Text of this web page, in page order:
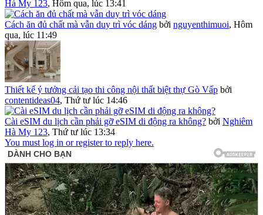
Hà My 123, Hôm qua, lúc 13:41
Cách ăn đủ chất mà vẫn duy trì vóc dáng bởi nguyenthimuoi, Hôm
qua, lúc 11:49
Thiết kế ý tưởng cải tạo thi công nội thất biệt thự Gò Vấp bởi
contentideas04, Thứ tư lúc 14:46
Cài eSIM du lịch cần phải gỡ eSIM di động ra không? bởi Nghiêm
Hà My 123, Thứ tư lúc 13:34
You must log in or register to reply here.